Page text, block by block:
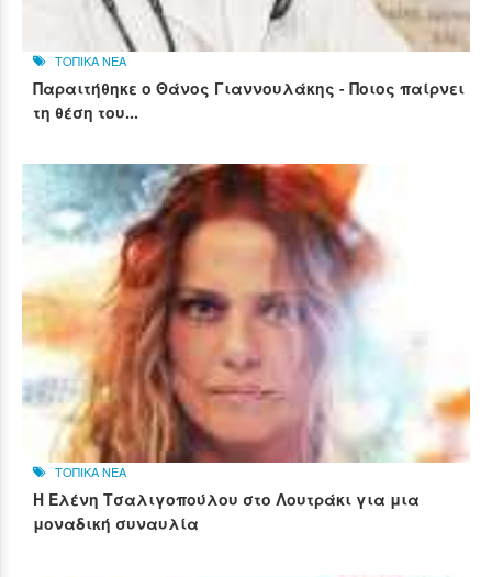
ΤΟΠΙΚΑ ΝΕΑ
Παραιτήθηκε ο Θάνος Γιαννουλάκης - Ποιος παίρνει
τη θέση του...
ΤΟΠΙΚΑ ΝΕΑ
Η Ελένη Τσαλιγοπούλου στο Λουτράκι για μια
μοναδική συναυλία